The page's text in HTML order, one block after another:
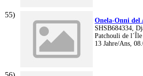
Onela-Onni del
SHSB684334,
Patchouli de l´Île
13 Jahre/Ans,